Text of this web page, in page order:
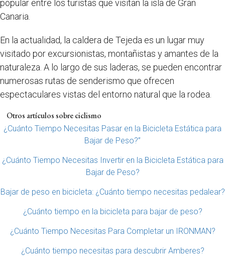
popular entre los turistas que visitan la isla de Gran
Canaria.
En la actualidad, la caldera de Tejeda es un lugar muy
visitado por excursionistas, montañistas y amantes de la
naturaleza. A lo largo de sus laderas, se pueden encontrar
numerosas rutas de senderismo que ofrecen
espectaculares vistas del entorno natural que la rodea.
Otros artículos sobre ciclismo
¿Cuánto Tiempo Necesitas Pasar en la Bicicleta Estática para
Bajar de Peso?”
¿Cuánto Tiempo Necesitas Invertir en la Bicicleta Estática para
Bajar de Peso?
Bajar de peso en bicicleta: ¿Cuánto tiempo necesitas pedalear?
¿Cuánto tiempo en la bicicleta para bajar de peso?
¿Cuánto Tiempo Necesitas Para Completar un IRONMAN?
¿Cuánto tiempo necesitas para descubrir Amberes?